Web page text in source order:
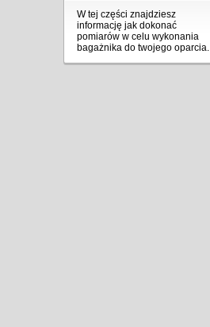
W tej części znajdziesz
informację jak dokonać
pomiarów w celu wykonania
bagażnika do twojego oparcia.